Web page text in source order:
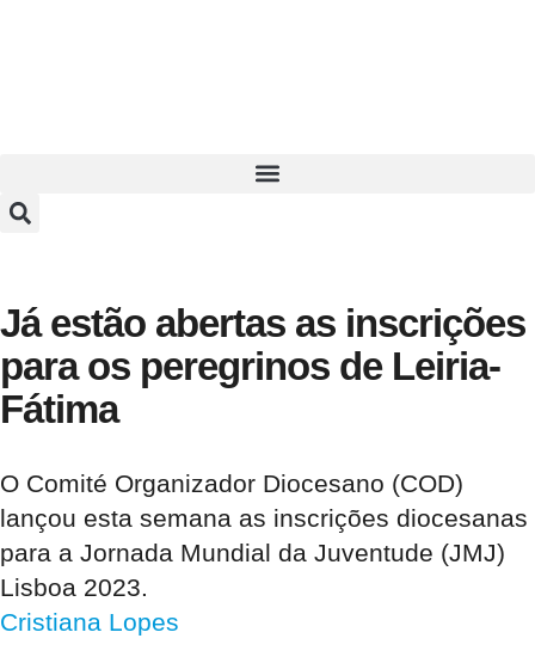
Já estão abertas as inscrições
para os peregrinos de Leiria-
Fátima
O Comité Organizador Diocesano (COD)
lançou esta semana as inscrições diocesanas
para a Jornada Mundial da Juventude (JMJ)
Lisboa 2023.
Cristiana Lopes